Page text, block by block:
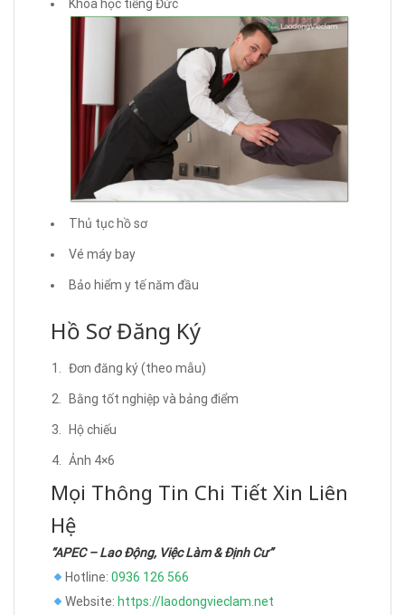
Khóa học tiếng Đức
Thủ tục hồ sơ
Vé máy bay
Bảo hiểm y tế năm đầu
Hồ Sơ Đăng Ký
Đơn đăng ký (theo mẫu)
Bằng tốt nghiệp và bảng điểm
Hộ chiếu
Ảnh 4×6
Mọi Thông Tin Chi Tiết Xin Liên
Hệ
“APEC – Lao Động, Việc Làm & Định Cư”
Hotline: 0936 126 566
Website: https://laodongvieclam.net